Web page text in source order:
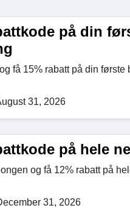
på din
få 15% rabatt på din første
31, 2026
på hele
og få 12% rabatt på
31, 2026